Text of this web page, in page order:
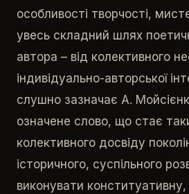
особливості творчості,
увесь складний шлях
автора – від колективного
індивідуально-авторської
слушно зазначає А.
означене слово, що стає
колективного досвіду
історичного, суспільного
виконувати